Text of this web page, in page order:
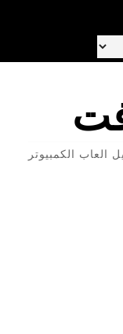
مجانا - تنزيل العاب الكمبيوتر